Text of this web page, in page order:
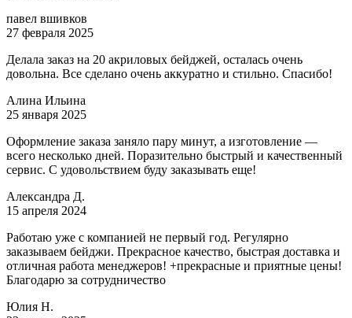
павел вшивков
27 февраля 2025
Делала заказ на 20 акриловых бейджей, осталась очень
довольна. Все сделано очень аккуратно и стильно. Спасибо!
Алина Ильина
25 января 2025
Оформление заказа заняло пару минут, а изготовление —
всего несколько дней. Поразительно быстрый и качественный
сервис. С удовольствием буду заказывать еще!
Александра Д.
15 апреля 2024
Работаю уже с компанией не первый год. Регулярно
заказываем бейджи. Прекрасное качество, быстрая доставка и
отличная работа менеджеров! +прекрасные и приятные цены!
Благодарю за сотрудничество
Юлия Н.